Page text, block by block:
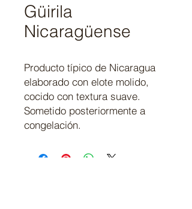
Güirila
Nicaragüense
Producto típico de Nicaragua
elaborado con elote molido,
cocido con textura suave.
Sometido posteriormente a
congelación.